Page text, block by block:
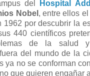
del Hospital
Nobel , entre ellos el
1962 por descubrir la
440 científicos
de la salud
del mundo de la
ya no se conforman
que quieren engañar